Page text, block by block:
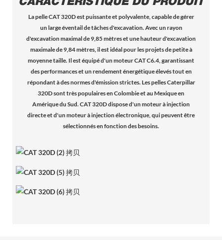
CARACTÉRISTIQUE DU PRODUIT
La pelle CAT 320D est puissante et polyvalente, capable de gérer
un large éventail de tâches d'excavation. Avec un rayon
d'excavation maximal de 9,85 mètres et une hauteur d'excavation
maximale de 9,84 mètres, il est idéal pour les projets de petite à
moyenne taille. Il est équipé d'un moteur CAT C6.4, garantissant
des performances et un rendement énergétique élevés tout en
répondant à des normes d'émission strictes. Les pelles Caterpillar
320D sont très populaires en Colombie et au Mexique en
Amérique du Sud. CAT 320D dispose d'un moteur à injection
directe et d'un moteur à injection électronique, qui peuvent être
sélectionnés en fonction des besoins.